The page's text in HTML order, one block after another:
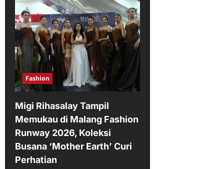
Fashion
Migi Rihasalay Tampil
Memukau di Malang Fashion
Runway 2026, Koleksi
Busana ‘Mother Earth’ Curi
Perhatian